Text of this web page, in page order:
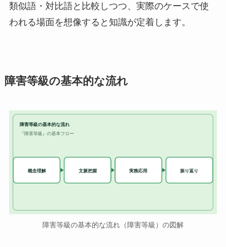
類似語・対比語と比較しつつ、実際のケースで使
われる場面を想像すると知識が定着します。
障害等級の基本的な流れ
障害等級の基本的な流れ
『障害等級』の基本フロー
概念理解 文脈把握 実務応用 振り返り
障害等級の基本的な流れ（障害等級）の図解